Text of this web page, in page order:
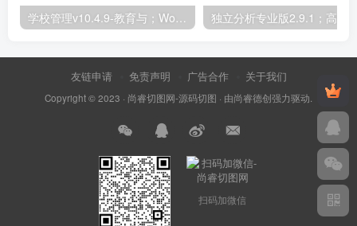
学校管理v10.4.9-教育与；WordPress学习管理系统；高级脚本、插件和；手机
友链申请 免责声明 广告合作 关于我们
Copyright © 2023 · 尚睿切图网-源码切图 · 由尚睿德创强力驱动.
扫码加微信